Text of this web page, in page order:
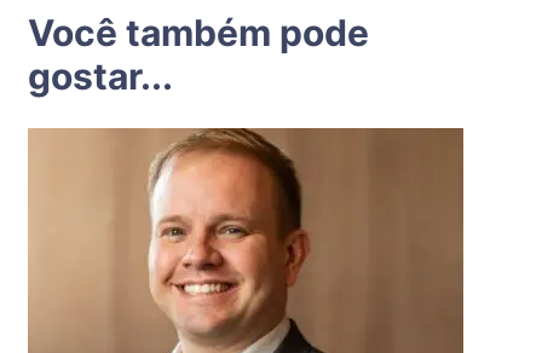
Você também pode
gostar...